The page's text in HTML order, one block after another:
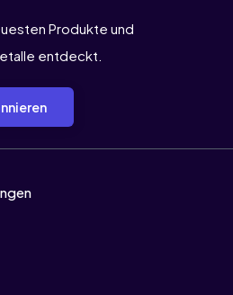
Produkte und
entdeckt.